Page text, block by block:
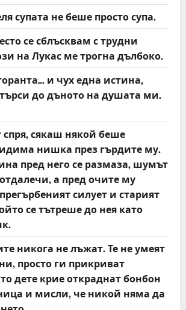
супата не беше просто супа.
се сблъсквам с трудни
на Лукас ме трогна дълбоко.
и чух една истина,
до дъното на душата ми.
спря, сякаш някой беше
нишка през гърдите му.
пред него се размаза, шумът
а пред очите му
силует и старият
се тътреше до нея като
никога не лъжат. Те не умеят
просто ги прикриват
дете крие откраднат бонбон
и мисли, че никой няма да